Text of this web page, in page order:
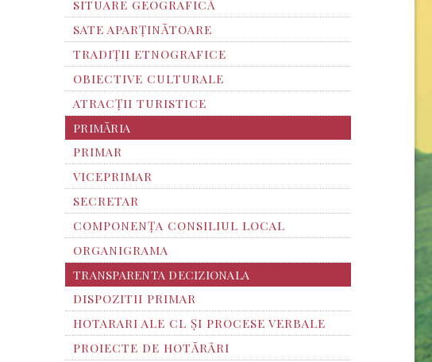
SITUARE GEOGRAFICĂ
SATE APARȚINĂTOARE
TRADIȚII ETNOGRAFICE
OBIECTIVE CULTURALE
ATRACȚII TURISTICE
PRIMĂRIA
PRIMAR
VICEPRIMAR
SECRETAR
COMPONENȚA CONSILIUL LOCAL
ORGANIGRAMA
TRANSPARENTA DECIZIONALA
DISPOZITII PRIMAR
HOTARARI ALE CL ȘI PROCESE VERBALE
PROIECTE DE HOTĂRÂRI